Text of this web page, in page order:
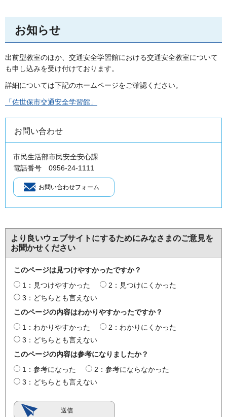
お知らせ
出前型教室のほか、交通安全学習館における交通安全教室について
も申し込みを受け付けております。
詳細については下記のホームページをご確認ください。
「佐世保市交通安全学習館」
お問い合わせ
市民生活部市民安全安心課
電話番号 0956-24-1111
より良いウェブサイトにするためにみなさまのご意見を
お聞かせください
このページは見つけやすかったですか？
1：見つけやすかった
2：見つけにくかった
3：どちらとも言えない
このページの内容はわかりやすかったですか？
1：わかりやすかった
2：わかりにくかった
3：どちらとも言えない
このページの内容は参考になりましたか？
1：参考になった
2：参考にならなかった
3：どちらとも言えない